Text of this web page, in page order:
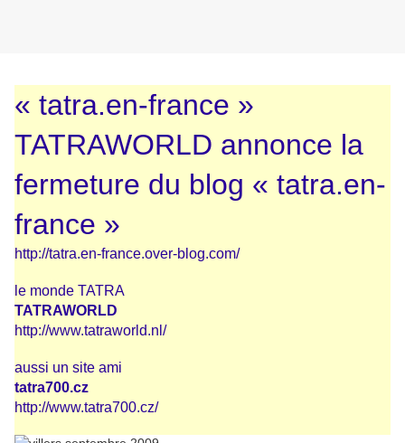
« tatra.en-france »
TATRAWORLD annonce la
fermeture du blog « tatra.en-
france »
http://tatra.en-france.over-blog.com/
le monde TATRA
TATRAWORLD
http://www.tatraworld.nl/
aussi un site ami
tatra700.cz
http://www.tatra700.cz/